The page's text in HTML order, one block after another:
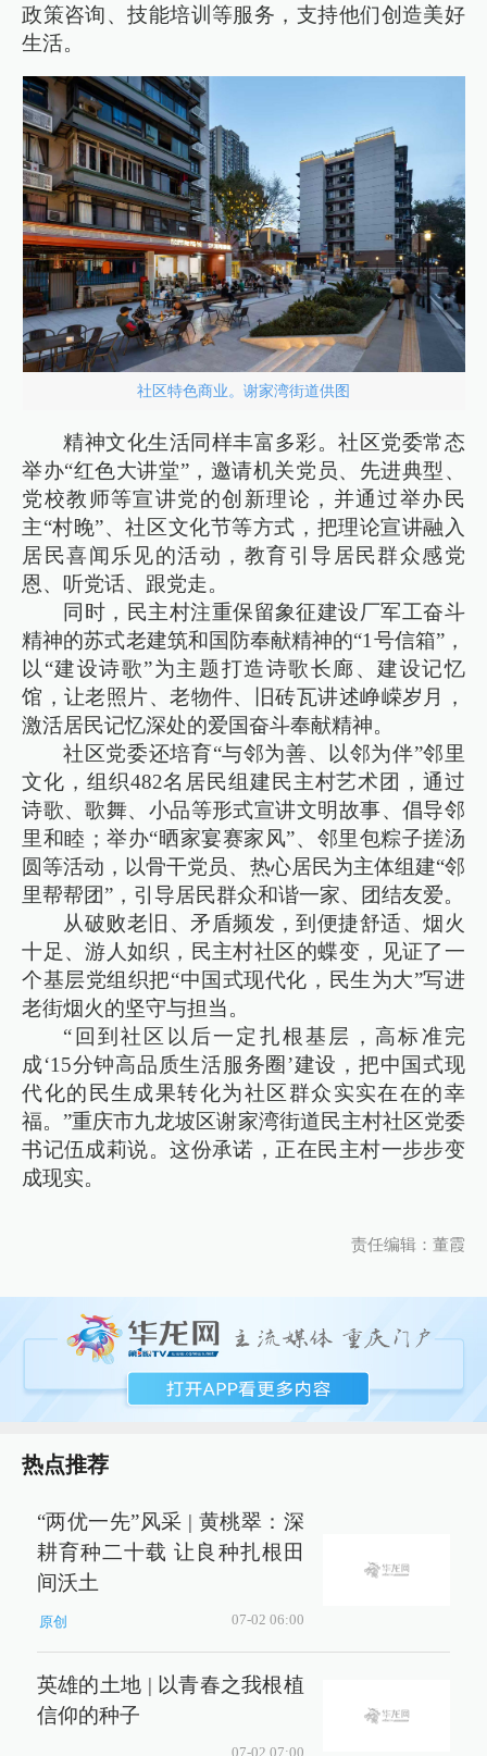
政策咨询、技能培训等服务，支持他们创造美好
生活。
社区特色商业。谢家湾街道供图
精神文化生活同样丰富多彩。社区党委常态
举办“红色大讲堂”，邀请机关党员、先进典型、
党校教师等宣讲党的创新理论，并通过举办民
主“村晚”、社区文化节等方式，把理论宣讲融入
居民喜闻乐见的活动，教育引导居民群众感党
恩、听党话、跟党走。
同时，民主村注重保留象征建设厂军工奋斗
精神的苏式老建筑和国防奉献精神的“1号信箱”，
以“建设诗歌”为主题打造诗歌长廊、建设记忆
馆，让老照片、老物件、旧砖瓦讲述峥嵘岁月，
激活居民记忆深处的爱国奋斗奉献精神。
社区党委还培育“与邻为善、以邻为伴”邻里
文化，组织482名居民组建民主村艺术团，通过
诗歌、歌舞、小品等形式宣讲文明故事、倡导邻
里和睦；举办“晒家宴赛家风”、邻里包粽子搓汤
圆等活动，以骨干党员、热心居民为主体组建“邻
里帮帮团”，引导居民群众和谐一家、团结友爱。
从破败老旧、矛盾频发，到便捷舒适、烟火
十足、游人如织，民主村社区的蝶变，见证了一
个基层党组织把“中国式现代化，民生为大”写进
老街烟火的坚守与担当。
“回到社区以后一定扎根基层，高标准完
成‘15分钟高品质生活服务圈’建设，把中国式现
代化的民生成果转化为社区群众实实在在的幸
福。”重庆市九龙坡区谢家湾街道民主村社区党委
书记伍成莉说。这份承诺，正在民主村一步步变
成现实。
责任编辑：董霞
热点推荐
“两优一先”风采 | 黄桃翠：深
耕育种二十载 让良种扎根田
间沃土
原创 07-02 06:00
英雄的土地 | 以青春之我根植
信仰的种子
07-02 07:00